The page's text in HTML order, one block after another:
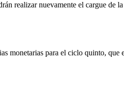
realizar nuevamente el cargue
monetarias para el ciclo quinto,